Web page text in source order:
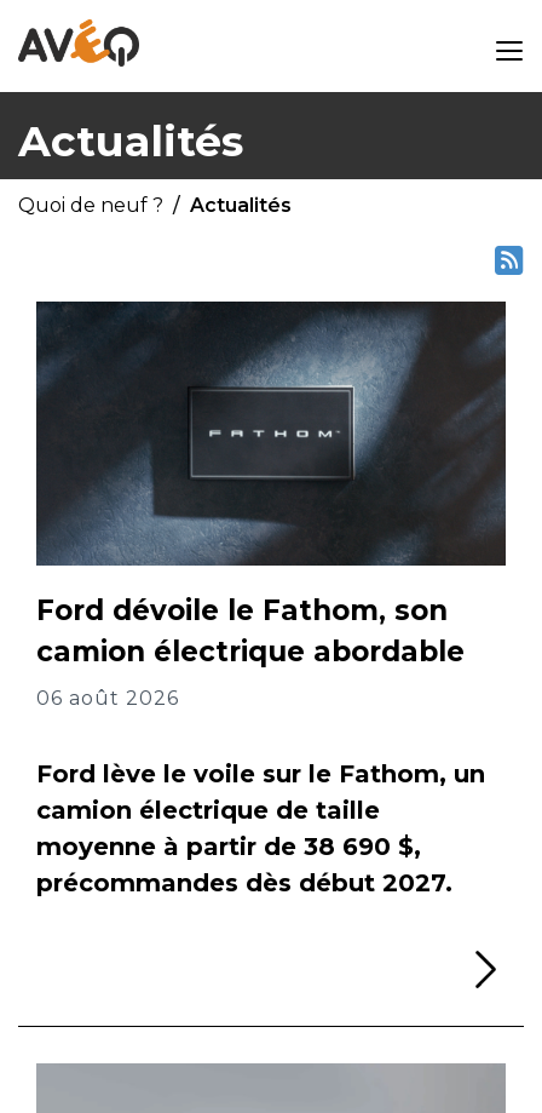
Actualités
Quoi de neuf ? Actualités
Ford dévoile le Fathom, son
camion électrique abordable
06 août 2026
Ford lève le voile sur le Fathom, un
camion électrique de taille
moyenne à partir de 38 690 $,
précommandes dès début 2027.